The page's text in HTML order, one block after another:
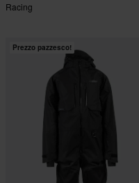
Racing
Prezzo pazzesco!